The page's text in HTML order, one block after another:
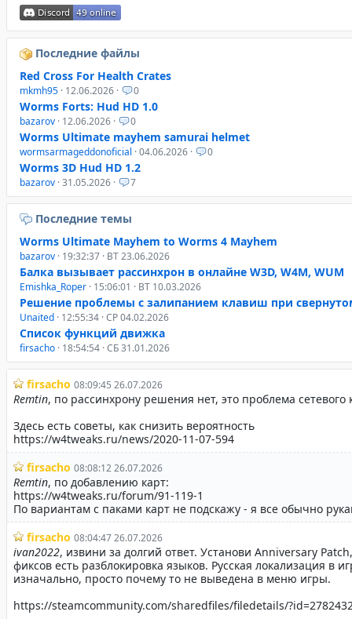
Последние файлы
Red Cross For Health Crates
mkmh95 · 12.06.2026 · 0
Worms Forts: Hud HD 1.0
bazarov · 12.06.2026 · 0
Worms Ultimate mayhem samurai helmet
wormsarmageddonoficial · 04.06.2026 · 0
Worms 3D Hud HD 1.2
bazarov · 31.05.2026 · 7
Последние темы
Worms Ultimate Mayhem to Worms 4 Mayhem
bazarov · 19:32:37 · ВТ 23.06.2026
Балка вызывает рассинхрон в онлайне W3D, W4M, WUM
Emishka_Roper · 15:06:01 · ВТ 10.03.2026
Решение проблемы с залипанием клавиш при
Unaited · 12:55:34 · СР 04.02.2026
Список функций движка
firsacho · 18:54:54 · СБ 31.01.2026